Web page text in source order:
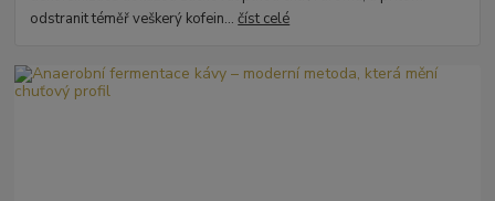
odstranit téměř veškerý kofein...číst celé